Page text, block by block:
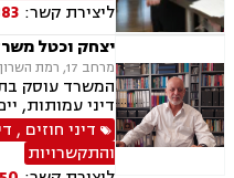
עמותות, רשויות
מתחדשת
ליצירת קשר:
יצחק וכטל
מרחב 17, רמת השרון
המשרד עוסק
דיני עמותות,
סדר דין אזרחי,
נוטריון ובורר
דיני חוזים ,
והתקשרויות